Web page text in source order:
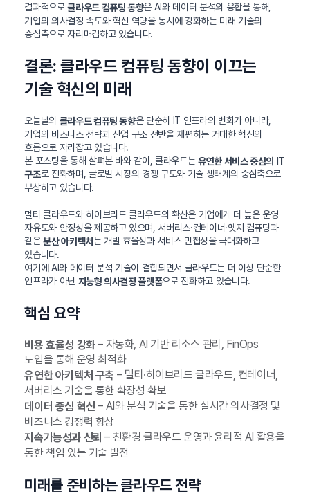
결과적으로클라우드 컴퓨팅 동향은 AI와 데이터 분석의 융합을 통해,
기업의 의사결정 속도와 혁신 역량을 동시에 강화하는 미래 기술의
중심축으로 자리매김하고 있습니다.
결론: 클라우드 컴퓨팅 동향이 이끄는
기술 혁신의 미래
오늘날의 클라우드 컴퓨팅 동향은 단순히 IT 인프라의 변화가 아니라,
기업의 비즈니스 전략과 산업 구조 전반을 재편하는 거대한 혁신의
흐름으로 자리잡고 있습니다.
본 포스팅을 통해 살펴본 바와 같이, 클라우드는유연한 서비스 중심의 IT
구조로 진화하며, 글로벌 시장의 경쟁 구도와 기술 생태계의 중심축으로
부상하고 있습니다.
멀티 클라우드와 하이브리드 클라우드의 확산은 기업에게 더 높은 운영
자유도와 안정성을 제공하고 있으며, 서버리스·컨테이너·엣지 컴퓨팅과
같은분산 아키텍처는 개발 효율성과 서비스 민첩성을 극대화하고
있습니다.
여기에 AI와 데이터 분석 기술이 결합되면서 클라우드는 더 이상 단순한
인프라가 아닌 지능형 의사결정 플랫폼으로 진화하고 있습니다.
핵심 요약
비용 효율성 강화– 자동화, AI 기반 리소스 관리, FinOps
도입을 통해 운영 최적화
유연한 아키텍처 구축 – 멀티·하이브리드 클라우드, 컨테이너,
서버리스 기술을 통한 확장성 확보
데이터 중심 혁신 – AI와 분석 기술을 통한 실시간 의사결정 및
비즈니스 경쟁력 향상
지속가능성과 신뢰 – 친환경 클라우드 운영과 윤리적 AI 활용을
통한 책임 있는 기술 발전
미래를 준비하는 클라우드 전략